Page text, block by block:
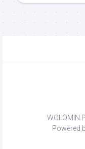
Powered